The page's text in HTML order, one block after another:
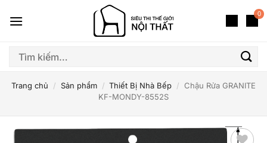
qua
dung
0
Tìm
Trang chủ / Sản phẩm / Thiết Bị Nhà Bếp / Chậu Rửa GRANITE
KF-MONDY-8552S